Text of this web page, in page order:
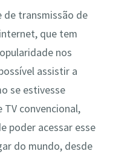
de transmissão de
que tem
nos
assistir a
se estivesse
convencional,
poder acessar esse
do mundo, desde